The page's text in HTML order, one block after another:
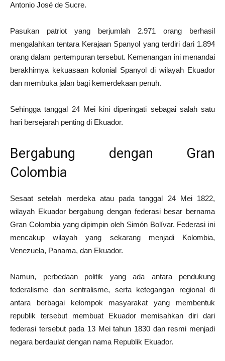
Antonio José de Sucre.
Pasukan patriot yang berjumlah 2.971 orang berhasil
mengalahkan tentara Kerajaan Spanyol yang terdiri dari 1.894
orang dalam pertempuran tersebut. Kemenangan ini menandai
berakhirnya kekuasaan kolonial Spanyol di wilayah Ekuador
dan membuka jalan bagi kemerdekaan penuh.
Sehingga tanggal 24 Mei kini diperingati sebagai salah satu
hari bersejarah penting di Ekuador.
Bergabung dengan Gran
Colombia
Sesaat setelah merdeka atau pada tanggal 24 Mei 1822,
wilayah Ekuador bergabung dengan federasi besar bernama
Gran Colombia yang dipimpin oleh Simón Bolívar. Federasi ini
mencakup wilayah yang sekarang menjadi Kolombia,
Venezuela, Panama, dan Ekuador.
Namun, perbedaan politik yang ada antara pendukung
federalisme dan sentralisme, serta ketegangan regional di
antara berbagai kelompok masyarakat yang membentuk
republik tersebut membuat Ekuador memisahkan diri dari
federasi tersebut pada 13 Mei tahun 1830 dan resmi menjadi
negara berdaulat dengan nama Republik Ekuador.